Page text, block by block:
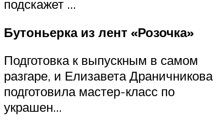
подскажет …
Бутоньерка из лент «Розочка»
Подготовка к выпускным в самом
разгаре, и Елизавета Драничникова
подготовила мастер-класс по
украшен…